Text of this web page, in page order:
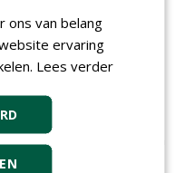
koplopers in de
in innovaties. Die
kan hebben,
is. Zulke koplopers
robotkooimaaier een
voor een traditionele
ons van belang
ervaring
Lees verder